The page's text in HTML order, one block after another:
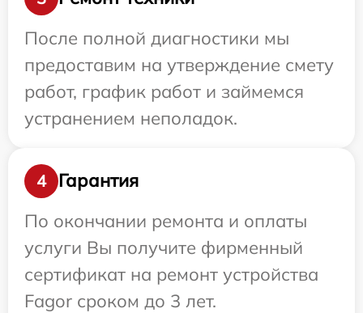
После полной диагностики мы
предоставим на утверждение смету
работ, график работ и займемся
устранением неполадок.
4
Гарантия
По окончании ремонта и оплаты
услуги Вы получите фирменный
сертификат на ремонт устройства
Fagor сроком до 3 лет.